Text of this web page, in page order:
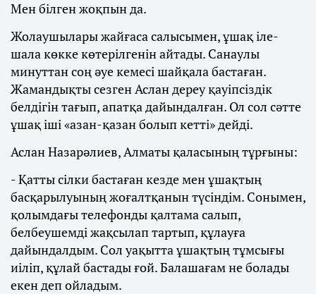
Мен білген жоқпын да.
Жолаушылары жайғаса салысымен, ұшақ іле-
шала көкке көтерілгенін айтады. Санаулы
минуттан соң әуе кемесі шайқала бастаған.
Жамандықты сезген Аслан дереу қауіпсіздік
белдігін тағып, апатқа дайындалған. Ол сол сәтте
ұшақ іші «азан-қазан болып кетті» дейді.
Аслан Назарәлиев, Алматы қаласының тұрғыны:
- Қатты сілки бастаған кезде мен ұшақтың
басқарылуының жоғалтқанын түсіндім. Сонымен,
қолымдағы телефонды қалтама салып,
белбеушемді жақсылап тартып, құлауға
дайындалдым. Сол уақытта ұшақтың тұмсығы
иіліп, құлай бастады ғой. Балашағам не болады
екен деп ойладым.